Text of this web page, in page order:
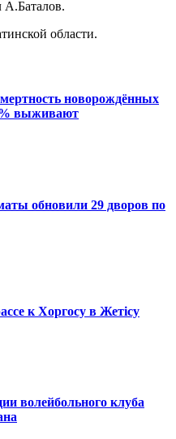
области.
новорождённых
выживают
обновили 29 дворов по
к Хоргосу в Жетісу
волейбольного клуба